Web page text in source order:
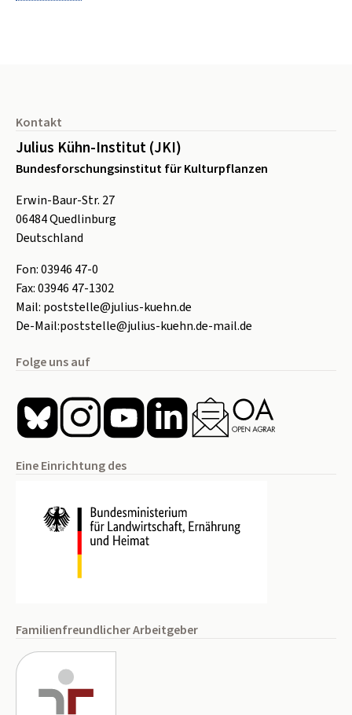
Kontakt
Julius Kühn-Institut (JKI)
Bundesforschungsinstitut für Kulturpflanzen
Erwin-Baur-Str. 27
06484Quedlinburg
Deutschland
Fon:03946 47-0
Fax:03946 47-1302
Mail: poststelle@julius-kuehn.de
De-Mail:poststelle@julius-kuehn.de-mail.de
Folge uns auf
Eine Einrichtung des
Familienfreundlicher Arbeitgeber